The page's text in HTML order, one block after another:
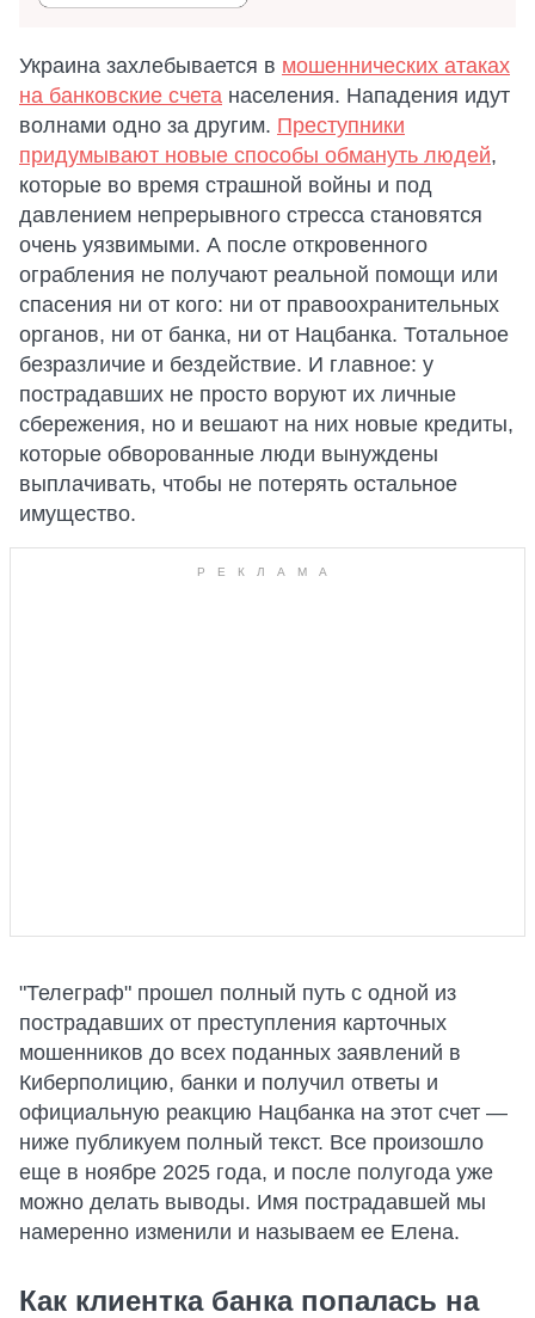
Украина захлебывается в мошеннических атаках
на банковские счета населения. Нападения идут
волнами одно за другим. Преступники
придумывают новые способы обмануть людей,
которые во время страшной войны и под
давлением непрерывного стресса становятся
очень уязвимыми. А после откровенного
ограбления не получают реальной помощи или
спасения ни от кого: ни от правоохранительных
органов, ни от банка, ни от Нацбанка. Тотальное
безразличие и бездействие. И главное: у
пострадавших не просто воруют их личные
сбережения, но и вешают на них новые кредиты,
которые обворованные люди вынуждены
выплачивать, чтобы не потерять остальное
имущество.
"Телеграф" прошел полный путь с одной из
пострадавших от преступления карточных
мошенников до всех поданных заявлений в
Киберполицию, банки и получил ответы и
официальную реакцию Нацбанка на этот счет —
ниже публикуем полный текст. Все произошло
еще в ноябре 2025 года, и после полугода уже
можно делать выводы. Имя пострадавшей мы
намеренно изменили и называем ее Елена.
Как клиентка банка попалась на